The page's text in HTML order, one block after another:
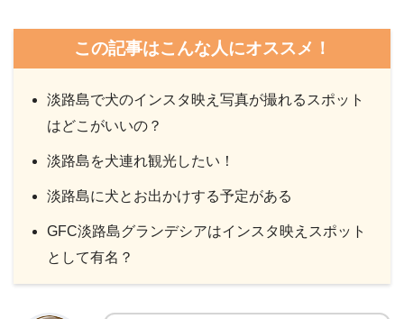
この記事はこんな人にオススメ！
淡路島で犬のインスタ映え写真が撮れるスポット
はどこがいいの？
淡路島を犬連れ観光したい！
淡路島に犬とお出かけする予定がある
GFC淡路島グランデシアはインスタ映えスポット
として有名？